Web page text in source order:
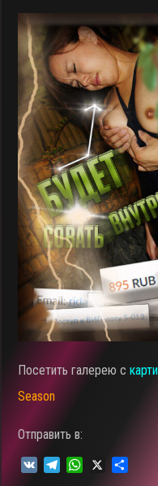
Посетить галерею с
Season
Отправить в:
W